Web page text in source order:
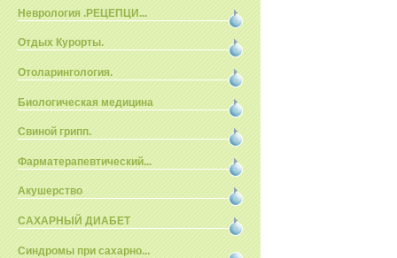
Неврология .РЕЦЕПЦИ...
Отдых Курорты.
Отоларингология.
Биологическая медицина
Свиной грипп.
Фарматерапевтический...
Акушерство
САХАРНЫЙ ДИАБЕТ
Синдромы при сахарно...